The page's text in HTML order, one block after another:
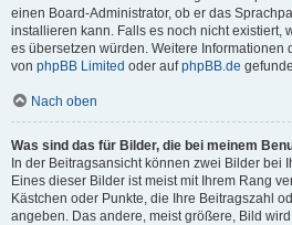
einen Board-Administrator, ob er das
installieren kann. Falls es noch nicht existiert,
es übersetzen würden. Weitere Informationen
von phpBB Limited oder aufphpBB.de
Nach oben
Was sind das für Bilder, die bei meinem
In der Beitragsansicht können zwei Bilder bei
Eines dieser Bilder ist meist mit Ihrem Rang
Kästchen oder Punkte, die Ihre Beitragszahl
angeben. Das andere, meist größere, Bild